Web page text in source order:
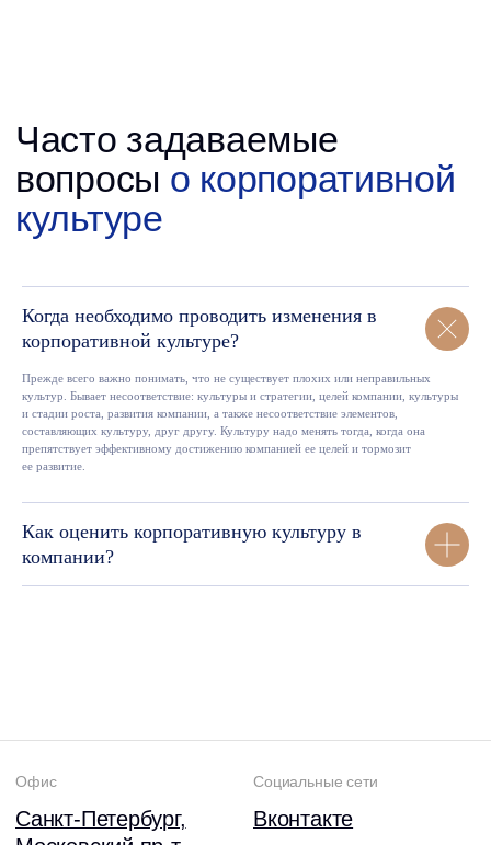
Когда необходимо проводить изменения в
корпоративной культуре?
Прежде всего важно понимать, что не существует плохих или неправильных
культур. Бывает несоответствие: культуры и стратегии, целей компании, культуры
и стадии роста, развития компании, а также несоответствие элементов,
составляющих культуру, друг другу. Культуру надо менять тогда, когда она
препятствует эффективному достижению компанией ее целей и тормозит
ее развитие.
Как оценить корпоративную культуру в
компании?